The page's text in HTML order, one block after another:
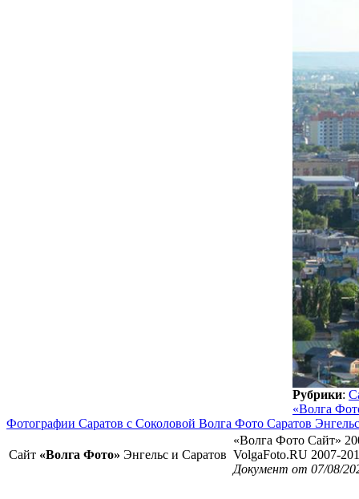
Рубрики:
«Волга
Фотографии Саратов с Соколовой Волга Фото Саратов Энгельс
Сайт «Волга Фото» Энгельс и Саратов
«Волга Фото Сайт»
VolgaFoto.RU 2007-
Документ от 07/08/